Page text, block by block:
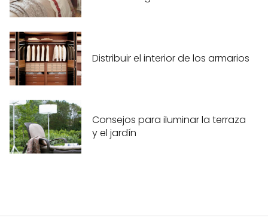
Distribuir el interior de los armarios
Consejos para iluminar la terraza
y el jardín